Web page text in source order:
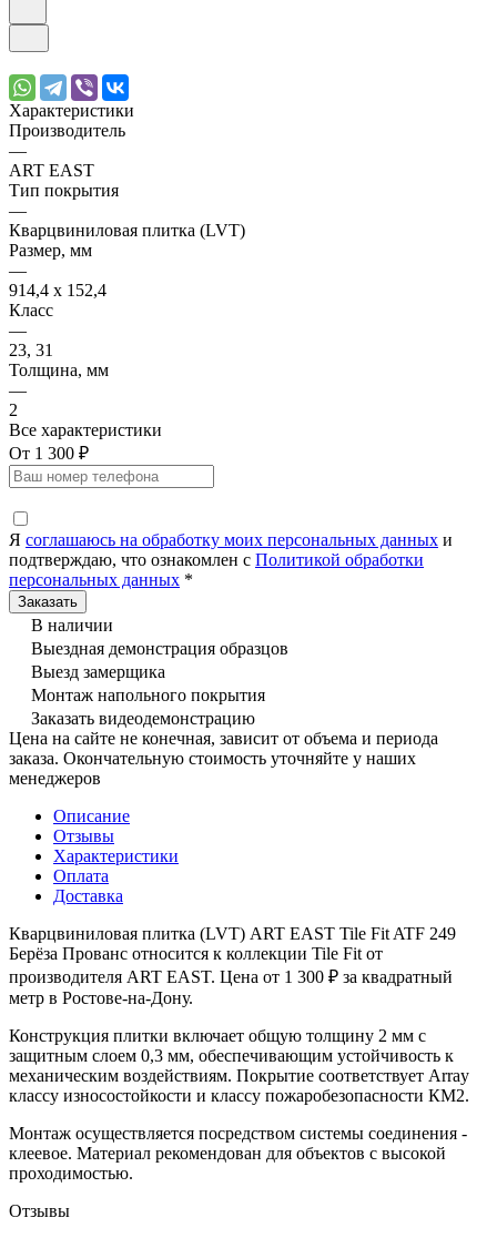
Характеристики
Производитель
—
ART EAST
Тип покрытия
—
Кварцвиниловая плитка (LVT)
Размер, мм
—
914,4 х 152,4
Класс
—
23, 31
Толщина, мм
—
2
Все характеристики
От 1 300 ₽
Я соглашаюсь на обработку моих персональных данных и
подтверждаю, что ознакомлен с Политикой обработки
персональных данных *
В наличии
Выездная демонстрация образцов
Выезд замерщика
Монтаж напольного покрытия
Заказать видеодемонстрацию
Цена на сайте не конечная, зависит от объема и периода
заказа. Окончательную стоимость уточняйте у наших
менеджеров
Описание
Отзывы
Характеристики
Оплата
Доставка
Кварцвиниловая плитка (LVT) ART EAST Tile Fit ATF 249
Берёза Прованс относится к коллекции Tile Fit от
производителя ART EAST. Цена от 1 300 ₽ за квадратный
метр в Ростове-на-Дону.
Конструкция плитки включает общую толщину 2 мм с
защитным слоем 0,3 мм, обеспечивающим устойчивость к
механическим воздействиям. Покрытие соответствует Array
классу износостойкости и классу пожаробезопасности КМ2.
Монтаж осуществляется посредством системы соединения -
клеевое. Материал рекомендован для объектов с высокой
проходимостью.
Отзывы